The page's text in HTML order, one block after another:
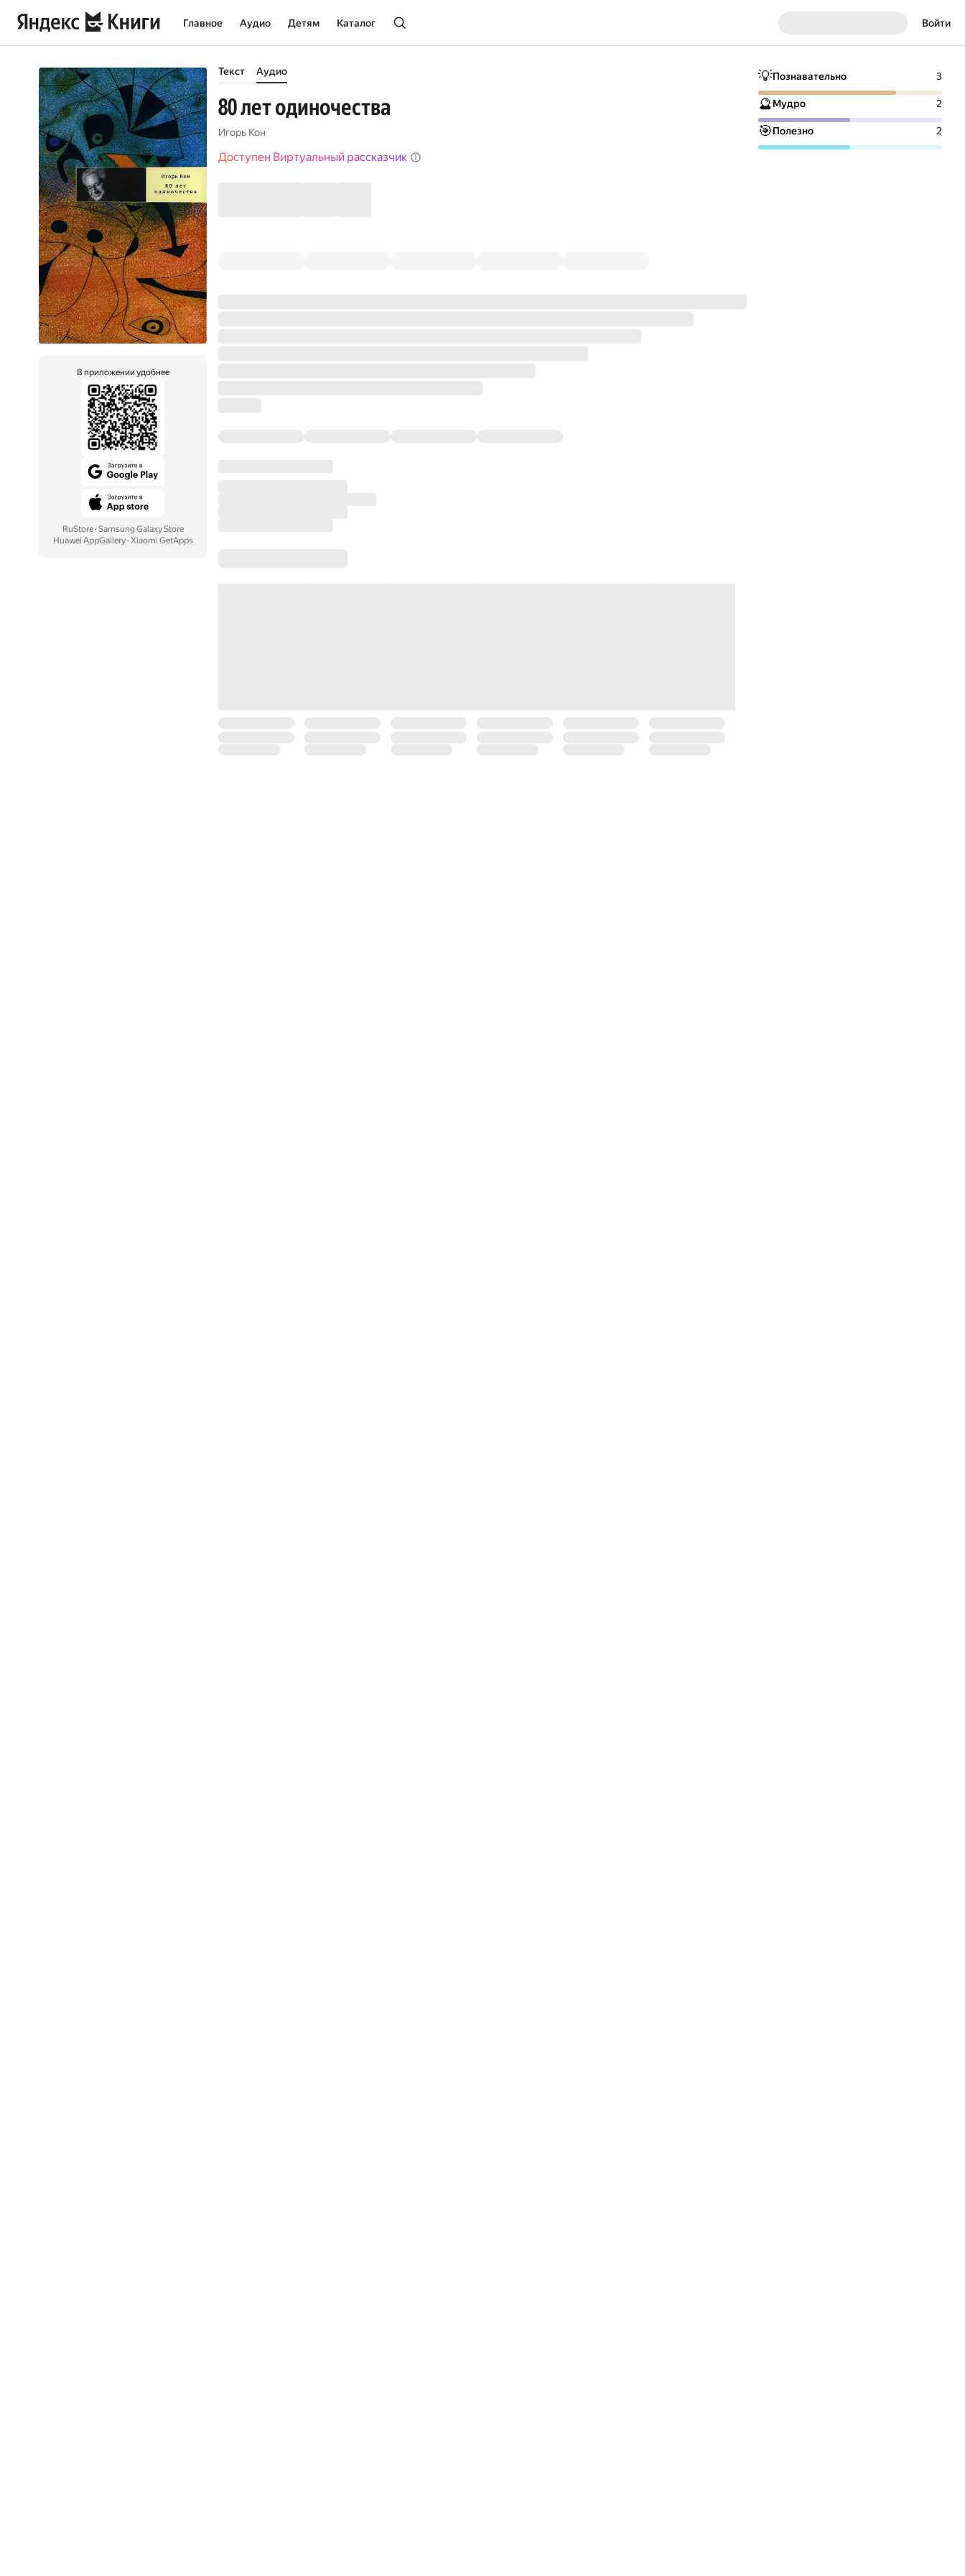
Главное Аудио Детям Каталог Войти
В приложении удобнее
RuStore· Samsung Galaxy Store
Huawei AppGallery· Xiaomi GetApps
Текст Аудио
80 лет одиночества
Игорь Кон
Доступен Виртуальный рассказчик
💡Познавательно 3
🔮Мудро 2
🎯Полезно 2